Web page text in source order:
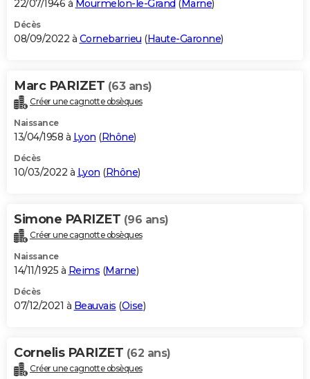
22/07/1946 à Mourmelon-le-Grand ( Marne)
Décès
08/09/2022 à Cornebarrieu (Haute-Garonne)
Marc PARIZET (63 ans)
Créer une cagnotte obsèques
Naissance
13/04/1958 à Lyon (Rhône)
Décès
10/03/2022 à Lyon (Rhône)
Simone PARIZET (96 ans)
Créer une cagnotte obsèques
Naissance
14/11/1925 à Reims (Marne)
Décès
07/12/2021 à Beauvais (Oise)
Cornelis PARIZET (62 ans)
Créer une cagnotte obsèques